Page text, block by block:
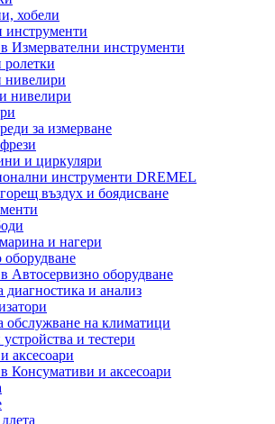
хобели
инструменти
Измервателни инструменти
ролетки
нивелири
нивелири
за измерване
и циркуляри
инструменти DREMEL
въздух и боядисване
и нагери
оборудване
Автосервизно оборудване
диагностика и анализ
обслужване на климатици
и тестери
аксесоари
Консумативи и аксесоари